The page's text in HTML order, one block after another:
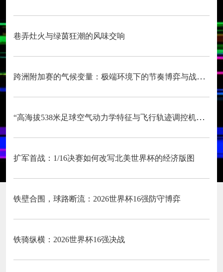
巷弄灶火与绿茵狂潮的风味交响
跨洲附加赛的气候变量：极端环境下的节奏博弈与战术自适应
“高海拔538米足球空气动力学特征与飞行轨迹调控机制——以2026世界杯BBVA球场为实证场景”
扩军首战：1/16决赛如何改写北美世界杯的经济版图
铁壁合围，球路断流：2026世界杯16强防守博弈
铁骑纵横：2026世界杯16强决战